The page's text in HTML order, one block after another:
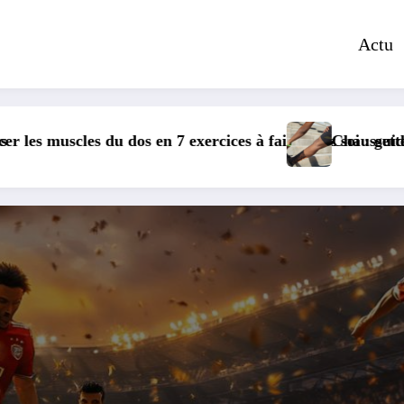
Actu
applications mobiles
: un atout pour optimiser la transition vélo-course
Découvrez le